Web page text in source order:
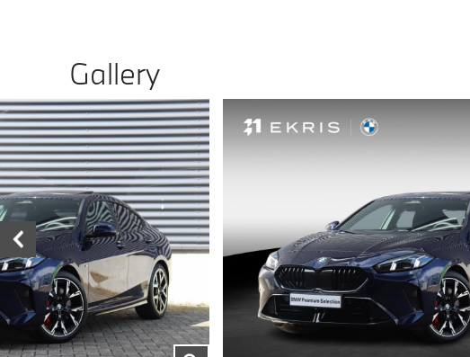
Gallery